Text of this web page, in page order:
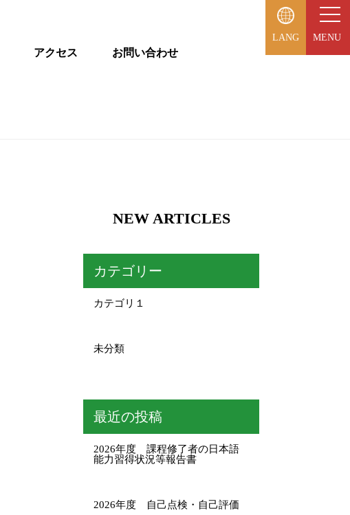
アクセス お問い合わせ
LANG MENU
NEW ARTICLES
カテゴリー
カテゴリ１
未分類
最近の投稿
2026年度 課程修了者の日本語
能力習得状況等報告書
2026年度 自己点検・自己評価